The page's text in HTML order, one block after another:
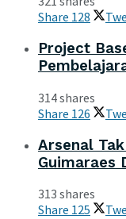
Share 128
Project
314 shares
Share 126
Arsenal
Guimaraes
313 shares
Share 125